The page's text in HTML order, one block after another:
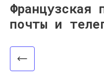
Французская
почты и